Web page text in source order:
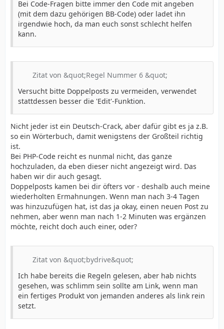
Bei Code-Fragen bitte immer den Code mit angeben
(mit dem dazu gehörigen BB-Code) oder ladet ihn
irgendwie hoch, da man euch sonst schlecht helfen
kann.
Zitat von &quot;Regel Nummer 6 &quot;
Versucht bitte Doppelposts zu vermeiden, verwendet
stattdessen besser die 'Edit'-Funktion.
Nicht jeder ist ein Deutsch-Crack, aber dafür gibt es ja z.B.
so ein Wörterbuch, damit wenigstens der Großteil richtig
ist.
Bei PHP-Code reicht es nunmal nicht, das ganze
hochzuladen, da eben dieser nicht angezeigt wird. Das
haben wir dir auch gesagt.
Doppelposts kamen bei dir öfters vor - deshalb auch meine
wiederholten Ermahnungen. Wenn man nach 3-4 Tagen
was hinzuzufügen hat, ist das ja okay, einen neuen Post zu
nehmen, aber wenn man nach 1-2 Minuten was ergänzen
möchte, reicht doch auch einer, oder?
Zitat von &quot;bydrive&quot;
Ich habe bereits die Regeln gelesen, aber hab nichts
gesehen, was schlimm sein sollte am Link, wenn man
ein fertiges Produkt von jemanden anderes als link rein
setzt.